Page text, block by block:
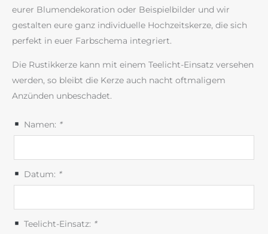
eurer Blumendekoration oder Beispielbilder und wir
gestalten eure ganz individuelle Hochzeitskerze, die sich
perfekt in euer Farbschema integriert.
Die Rustikkerze kann mit einem Teelicht-Einsatz versehen
werden, so bleibt die Kerze auch nacht oftmaligem
Anzünden unbeschadet.
Namen: *
Datum: *
Teelicht-Einsatz: *